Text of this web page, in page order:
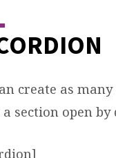
create as
section open by